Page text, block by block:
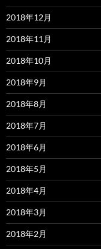
2018年12月
2018年11月
2018年10月
2018年9月
2018年8月
2018年7月
2018年6月
2018年5月
2018年4月
2018年3月
2018年2月